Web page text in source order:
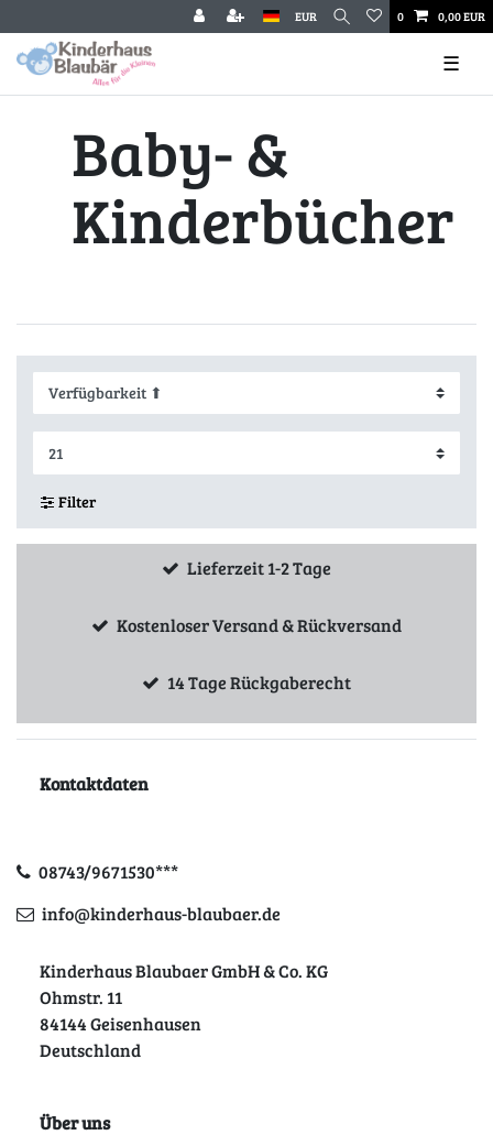
EUR 0 0,00 EUR
☰
Baby- &
Kinderbücher
Filter
Lieferzeit 1-2 Tage
Kostenloser Versand & Rückversand
14 Tage Rückgaberecht
Kontaktdaten
08743/9671530***
info@kinderhaus-blaubaer.de
Kinderhaus Blaubaer GmbH & Co. KG
Ohmstr. 11
84144 Geisenhausen
Deutschland
Über uns